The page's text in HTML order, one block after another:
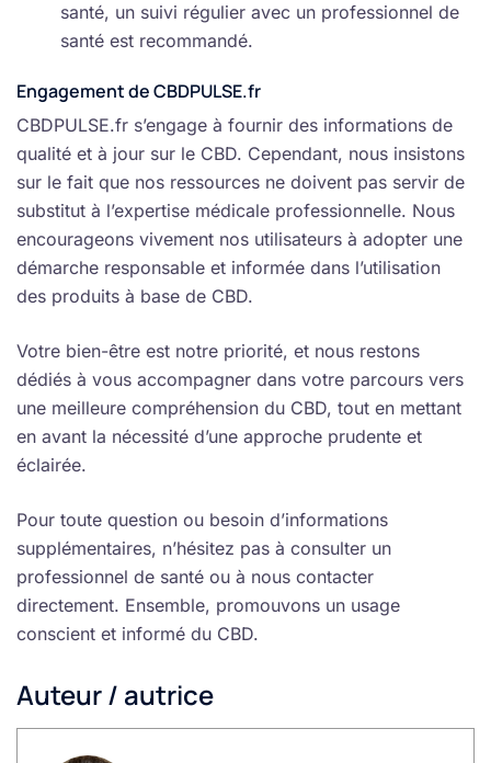
santé, un suivi régulier avec un professionnel de
santé est recommandé.
Engagement de CBDPULSE.fr
CBDPULSE.fr s’engage à fournir des informations de
qualité et à jour sur le CBD. Cependant, nous insistons
sur le fait que nos ressources ne doivent pas servir de
substitut à l’expertise médicale professionnelle. Nous
encourageons vivement nos utilisateurs à adopter une
démarche responsable et informée dans l’utilisation
des produits à base de CBD.
Votre bien-être est notre priorité, et nous restons
dédiés à vous accompagner dans votre parcours vers
une meilleure compréhension du CBD, tout en mettant
en avant la nécessité d’une approche prudente et
éclairée.
Pour toute question ou besoin d’informations
supplémentaires, n’hésitez pas à consulter un
professionnel de santé ou à nous contacter
directement. Ensemble, promouvons un usage
conscient et informé du CBD.
Auteur / autrice